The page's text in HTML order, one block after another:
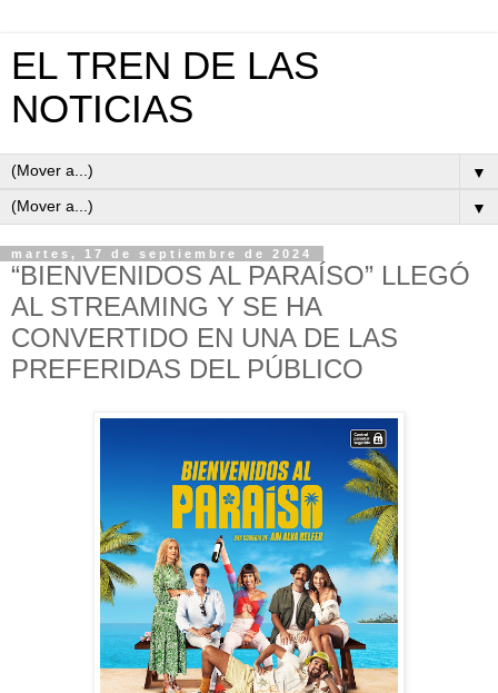
EL TREN DE LAS
NOTICIAS
▼
▼
martes, 17 de septiembre de 2024
“BIENVENIDOS AL PARAÍSO” LLEGÓ
AL STREAMING Y SE HA
CONVERTIDO EN UNA DE LAS
PREFERIDAS DEL PÚBLICO